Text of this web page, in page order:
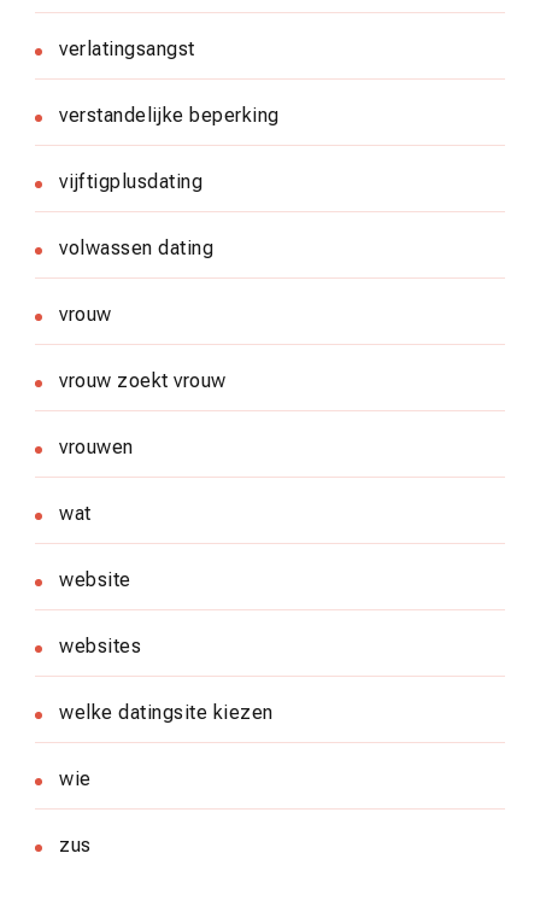
verlatingsangst
verstandelijke beperking
vijftigplusdating
volwassen dating
vrouw
vrouw zoekt vrouw
vrouwen
wat
website
websites
welke datingsite kiezen
wie
zus